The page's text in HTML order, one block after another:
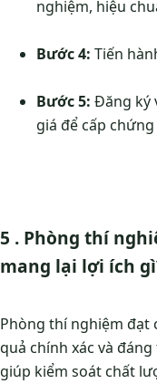
nghiệm, hiệu
Bước 4: Tiến
Bước 5: Đăng ký
giá để cấp chứng
5 . Phòng thí
mang lại lợi ích
Phòng thí nghiệm đạt
quả chính xác và
giúp kiểm soát chất